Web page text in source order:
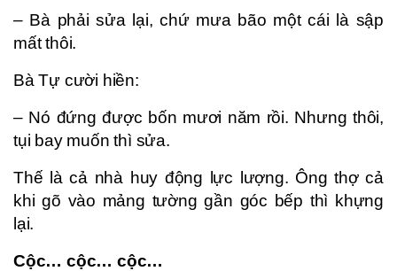
– Bà phải sửa lại, chứ mưa bão một cái là sập
mất thôi.
Bà Tự cười hiền:
– Nó đứng được bốn mươi năm rồi. Nhưng thôi,
tụi bay muốn thì sửa.
Thế là cả nhà huy động lực lượng. Ông thợ cả
khi gõ vào mảng tường gần góc bếp thì khựng
lại.
Cộc… cộc… cộc…